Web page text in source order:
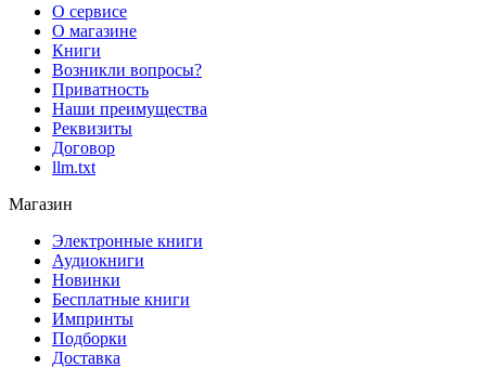
О сервисе
О магазине
Книги
Возникли вопросы?
Приватность
Наши преимущества
Реквизиты
Договор
llm.txt
Магазин
Электронные книги
Аудиокниги
Новинки
Бесплатные книги
Импринты
Подборки
Доставка